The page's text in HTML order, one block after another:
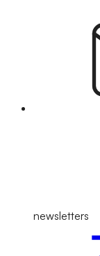
newsletters